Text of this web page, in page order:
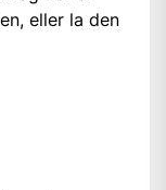
eller la den